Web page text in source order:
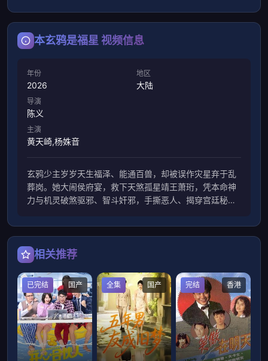
本玄鸦是福星 视频信息
年份
2026
地区
大陆
导演
陈义
主演
黄天崎,杨姝音
玄鸦少主岁岁天生福泽、能通百兽，却被误作灾星弃于乱
葬岗。她大闹侯府宴，救下天煞孤星靖王萧珩，凭本命神
力与机灵破煞驱邪、智斗奸邪，手撕恶人、揭穿宫廷秘
转天命。
相关推荐
国产
已完结 国产
全集 香港
完结